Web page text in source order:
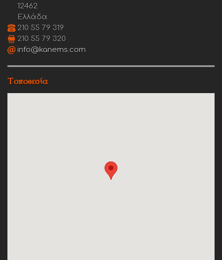
12462
Ελλάδα
210 55 79 319
210 55 79 320
info@kanems.com
Τοποθεσία